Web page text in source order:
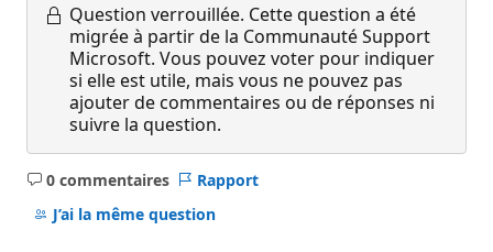
Question verrouillée. Cette question a été
migrée à partir de la Communauté Support
Microsoft. Vous pouvez voter pour indiquer
si elle est utile, mais vous ne pouvez pas
ajouter de commentaires ou de réponses ni
suivre la question.
0 commentaires
Aucun
commentaire
Rapport
J’ai la même question